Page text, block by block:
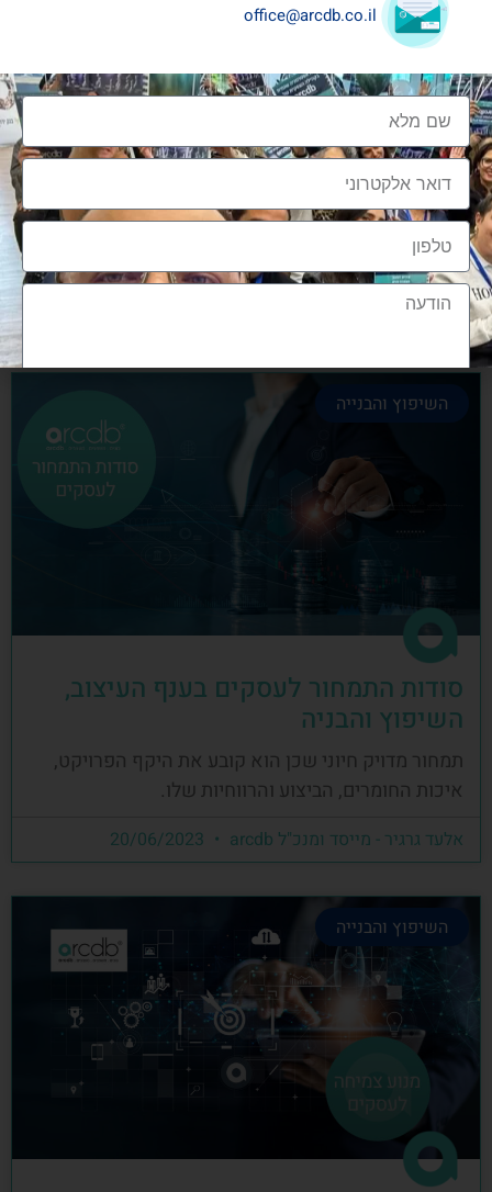
שיתופי פעולה בענף העיצוב והבניה
שיתופי פעולה בענף העיצוב והבניה הם מתכון הכרחי
להצלחה, לנו בארכדיבי יש את הניסיון והיכולת
אלעד גרגיר - מייסד ומנכ"ל arcdb
השיפוץ והבנייה
סודות התמחור לעסקים בענף העיצוב,
השיפוץ והבניה
תמחור מדויק חיוני שכן הוא קובע את היקף הפרויקט,
איכות החומרים, הביצוע והרווחיות שלו.
אלעד גרגיר - מייסד ומנכ"ל arcdb
השיפוץ והבנייה
office@arcdb.co.il
הצטרפות לקהילה